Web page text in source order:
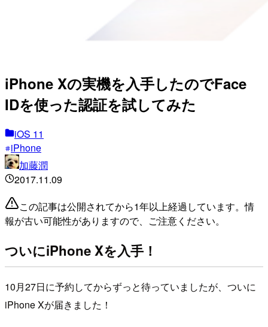
iPhone Xの実機を入手したのでFace
IDを使った認証を試してみた
iOS 11
iPhone
加藤潤
2017.11.09
この記事は公開されてから1年以上経過しています。情
報が古い可能性がありますので、ご注意ください。
ついにiPhone Xを入手！
10月27日に予約してからずっと待っていましたが、ついに
iPhone Xが届きました！